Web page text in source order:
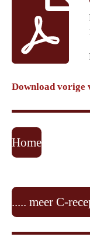
Download vorige
Home
..... meer C-